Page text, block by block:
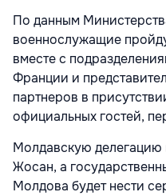
По данным
военнослужащие
вместе с
Франции и
партнеров в
официальных гостей,
Молдавскую делегацию
Жосан, а
Молдова будет нести